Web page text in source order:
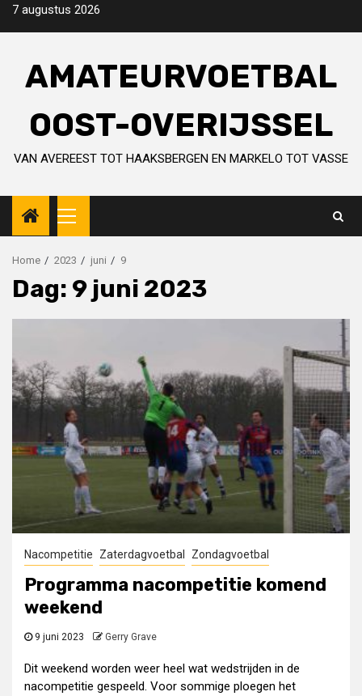
Skip7 augustus 2026
AMATEURVOETBAL
OOST-OVERIJSSEL
VAN AVEREEST TOT HAAKSBERGEN EN MARKELO TOT VASSE
Primary
Menu
Home 2023 juni 9
Dag: 9 juni 2023
Nacompetitie Zaterdagvoetbal Zondagvoetbal
Programma nacompetitie komend
weekend
9 juni 2023 Gerry Grave
Dit weekend worden weer heel wat wedstrijden in de
nacompetitie gespeeld. Voor sommige ploegen het